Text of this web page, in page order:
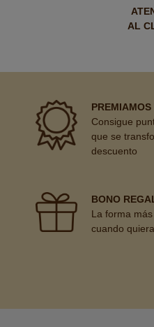
AL
Consigue
que se
descuento
BONO
La forma
cuando